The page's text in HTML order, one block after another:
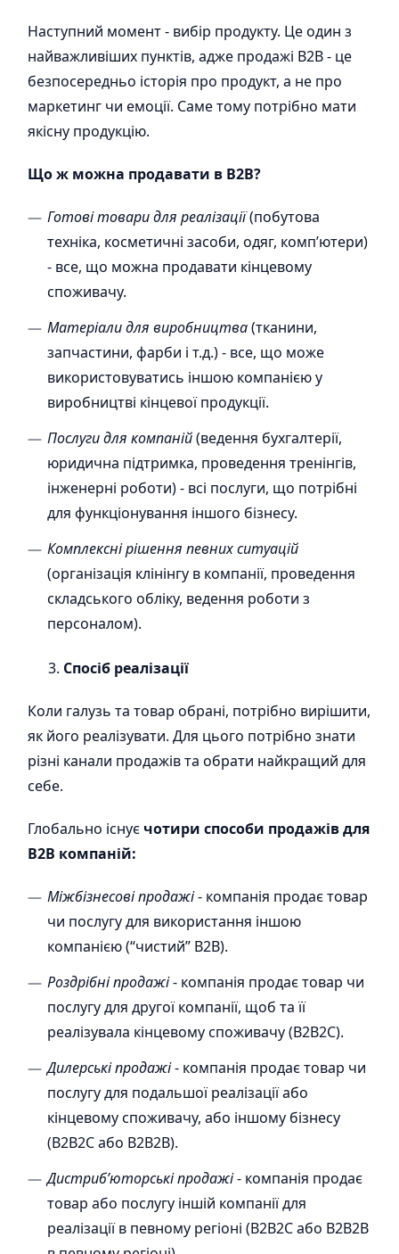
Наступний момент - вибір продукту. Це один з
найважливіших пунктів, адже продажі B2B - це
безпосередньо історія про продукт, а не про
маркетинг чи емоції. Саме тому потрібно мати
якісну продукцію.
Що ж можна продавати в B2B?
Готові товари для реалізації(побутова
техніка, косметичні засоби, одяг, комп’ютери)
- все, що можна продавати кінцевому
споживачу.
Матеріали для виробництва(тканини,
запчастини, фарби і т.д.) - все, що може
використовуватись іншою компанією у
виробництві кінцевої продукції.
Послуги для компаній(ведення бухгалтерії,
юридична підтримка, проведення тренінгів,
інженерні роботи) - всі послуги, що потрібні
для функціонування іншого бізнесу.
Комплексні рішення певних ситуацій
(організація клінінгу в компанії, проведення
складського обліку, ведення роботи з
персоналом).
Спосіб реалізації
Коли галузь та товар обрані, потрібно вирішити,
як його реалізувати. Для цього потрібно знати
різні канали продажів та обрати найкращий для
себе.
Глобально існує чотири способи продажів для
B2B компаній:
Міжбізнесові продажі- компанія продає товар
чи послугу для використання іншою
компанією (“чистий” B2B).
Роздрібні продажі- компанія продає товар чи
послугу для другої компанії, щоб та її
реалізувала кінцевому споживачу (B2B2С).
Дилерські продажі- компанія продає товар чи
послугу для подальшої реалізації або
кінцевому споживачу, або іншому бізнесу
(B2B2С або B2B2В).
Дистриб’юторські продажі- компанія продає
товар або послугу іншій компанії для
реалізації в певному регіоні (B2B2С або B2B2В